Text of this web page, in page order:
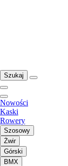
Szukaj
Nowości
Kaski
Rowery
Szosowy
Żwir
Górski
BMX